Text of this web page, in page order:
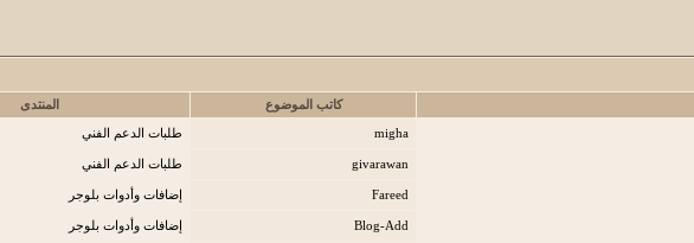
كاتب الموضوع المنتدى
migha طلبات الدعم الفني
givarawan طلبات الدعم الفني
Fareed إضافات وأدوات بلوجر
Blog-Add إضافات وأدوات بلوجر